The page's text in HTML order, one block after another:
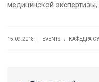
медицинской
15.09.2018 EVENTS . КАФЕДРА